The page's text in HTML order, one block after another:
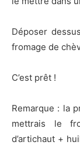
Déposer
fromage de
C’est prêt !
Remarque : la
mettrais le
d’artichaut +